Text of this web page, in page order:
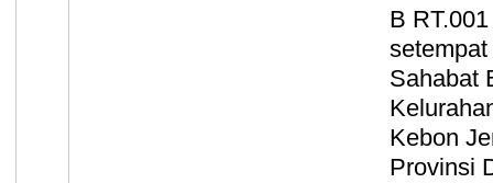
B
Sahabat
Kebon
Provinsi